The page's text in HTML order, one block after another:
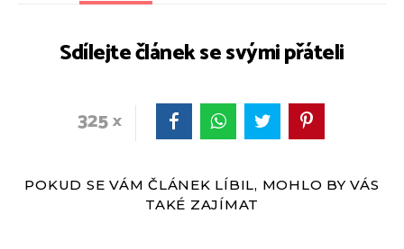
Sdílejte článek se svými přáteli
325
POKUD SE VÁM ČLÁNEK LÍBIL, MOHLO BY VÁS
TAKÉ ZAJÍMAT